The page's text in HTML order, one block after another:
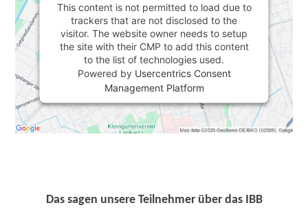
This content is not permitted to load due to
trackers that are not disclosed to the
visitor. The website owner needs to setup
the site with their CMP to add this content
to the list of technologies used.
Powered by Usercentrics Consent
Management Platform
Das sagen unsere Teilnehmer über das IBB